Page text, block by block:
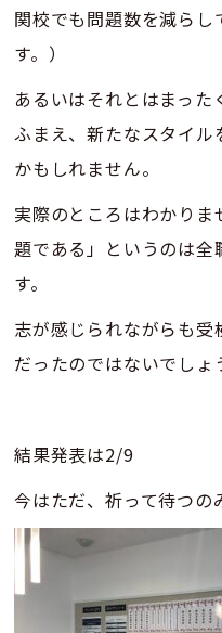
関校でも問題数を減ら
す。）
あるいはそれとはまった
ふまえ、新たなスタイ
かもしれません。
実際のところはわかり
題である」というのは
す。
志が感じられながらも
だったのではないでしょ
結果発表は2/9
今はただ、祈って待つの